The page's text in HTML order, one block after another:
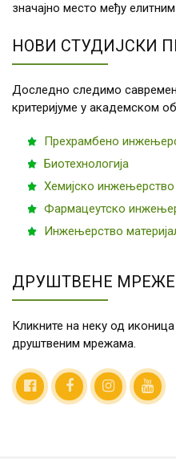
значајно место међу
НОВИ СТУДИЈСКИ
Доследно следимо
критеријуме у академском
Прехрамбено
Биотехнологија
Хемијско инжењерство
Фармацеутско
Инжењерство
ДРУШТВЕНЕ МРЕЖЕ
Кликните на неку од
друштвеним мрежама.